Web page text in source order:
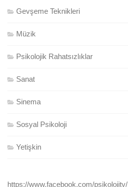
Gevşeme Teknikleri
Müzik
Psikolojik Rahatsızlıklar
Sanat
Sinema
Sosyal Psikoloji
Yetişkin
https://www.facebook.com/psikolojitv/